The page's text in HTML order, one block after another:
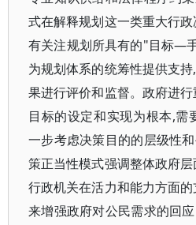
式在解释规划这一类重大行
有关注规划所具有的"目标—
为规划体系的统筹性提供支
果进行评价和监督。政府进
目标的设定和实现为根本,需
一步考虑决策目的的层级性
策正当性模式强调整体政府
行政机关在活力和能力方面
来增强政府对公民需求的回